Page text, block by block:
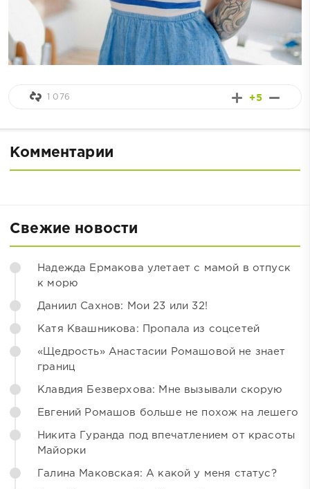
+5
1 076
Комментарии
Свежие новости
Надежда Ермакова улетает с мамой в отпуск
к морю
Даниил Сахнов: Мои 23 или 32!
Катя Квашникова: Пропала из соцсетей
«Щедрость» Анастасии Ромашовой не знает
границ
Клавдия Безверхова: Мне вызывали скорую
Евгений Ромашов больше не похож на лешего
Никита Гуранда под впечатлением от красоты
Майорки
Галина Маковская: А какой у меня статус?